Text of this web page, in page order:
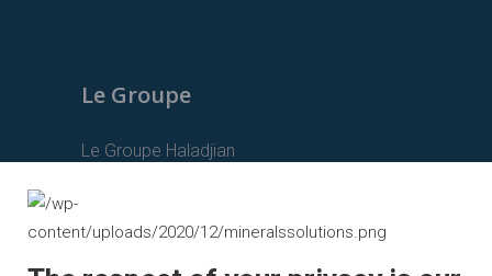
Le Groupe
Le Groupe Haladjian
Haladjian Industrial Solutions
Haladjian Drilling Solutions